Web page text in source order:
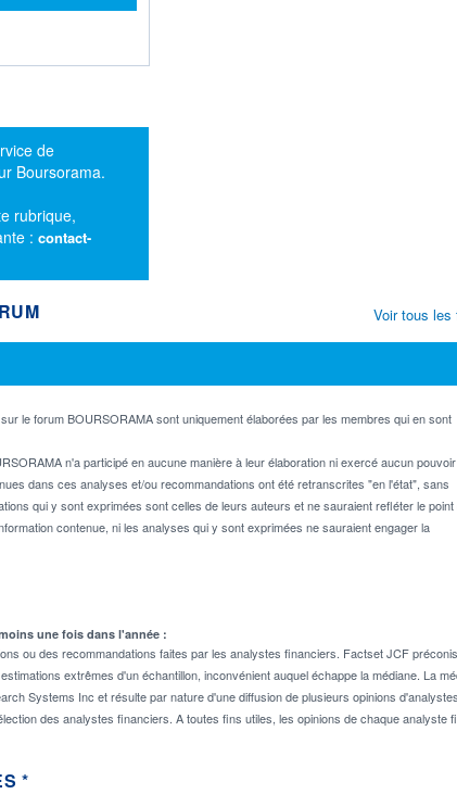
de
Boursorama.
rubrique,
: contact-
le forum BOURSORAMA sont uniquement élaborées par les membres qui en sont
n'a participé en aucune manière à leur élaboration ni exercé aucun pouvoir
dans ces analyses et/ou recommandations ont été retranscrites "en l'état", sans
qui y sont exprimées sont celles de leurs auteurs et ne sauraient refléter le
contenue, ni les analyses qui y sont exprimées ne sauraient engager la
Voir tous les
une fois dans l'année :
ou des recommandations faites par les analystes financiers. Factset JCF
extrêmes d'un échantillon, inconvénient auquel échappe la médiane. La
Systems Inc et résulte par nature d'une diffusion de plusieurs opinions
des analystes financiers. A toutes fins utiles, les opinions de chaque
*